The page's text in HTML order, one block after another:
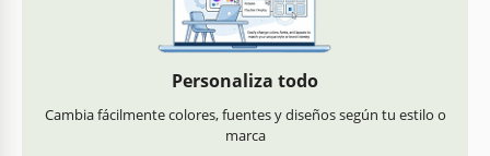
Personaliza todo
Cambia fácilmente colores, fuentes y diseños según tu estilo o
marca